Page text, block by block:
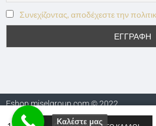
Συνεχίζοντας, αποδέχεστε την
Eshop.miselgroup.com © 2022
Καλέστε μας